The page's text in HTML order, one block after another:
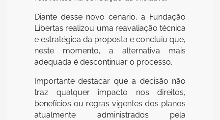
Diante desse novo cenário, a Fundação
Libertas realizou uma reavaliação técnica
e estratégica da proposta e concluiu que,
neste momento, a alternativa mais
adequada é descontinuar o processo.
Importante destacar que a decisão não
traz qualquer impacto nos direitos,
benefícios ou regras vigentes dos planos
atualmente administrados pela